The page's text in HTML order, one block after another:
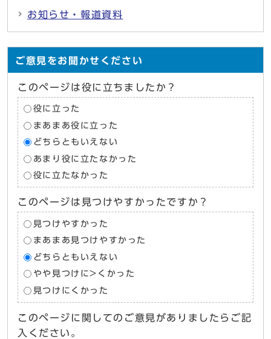
お知らせ・報道資料
ご意見をお聞かせください
このページは役に立ちましたか？
役に立った
まあまあ役に立った
どちらともいえない
あまり役に立たなかった
役に立たなかった
このページは見つけやすかったですか？
見つけやすかった
まあまあ見つけやすかった
どちらともいえない
やや見つけに>くかった
見つけにくかった
このページに関してのご意見がありましたらご記
入ください。